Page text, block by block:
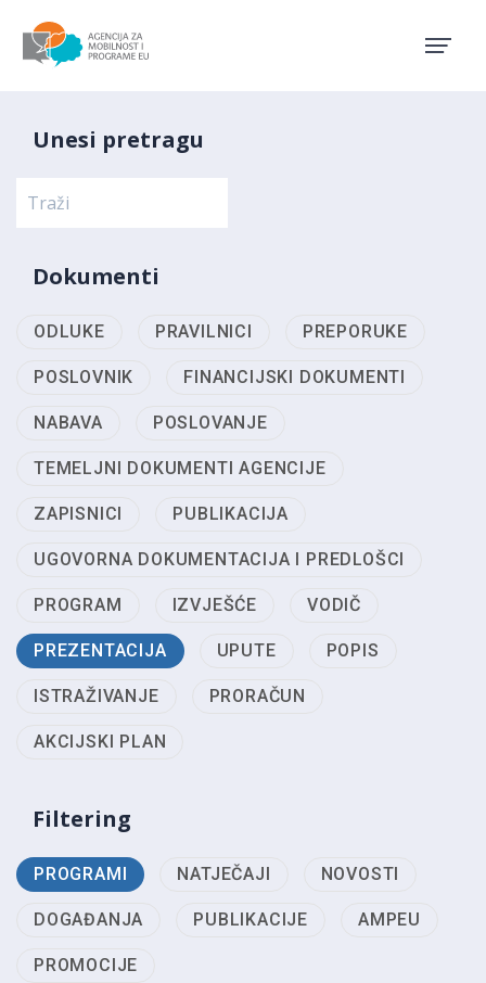
Unesi pretragu
Dokumenti
ODLUKE PRAVILNICI PREPORUKE
POSLOVNIK FINANCIJSKI DOKUMENTI
NABAVA POSLOVANJE
TEMELJNI DOKUMENTI AGENCIJE
ZAPISNICI PUBLIKACIJA
UGOVORNA DOKUMENTACIJA I PREDLOŠCI
PROGRAM IZVJEŠĆE VODIČ
PREZENTACIJA UPUTE POPIS
ISTRAŽIVANJE PRORAČUN
AKCIJSKI PLAN
Filtering
PROGRAMI NATJEČAJI NOVOSTI
DOGAĐANJA PUBLIKACIJE AMPEU
PROMOCIJE